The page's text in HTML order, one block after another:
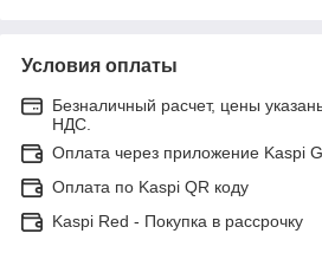
Условия оплаты
Безналичный расчет, цены
НДС.
Оплата через приложение Kaspi
Оплата по Kaspi QR коду
Kaspi Red - Покупка в рассрочку